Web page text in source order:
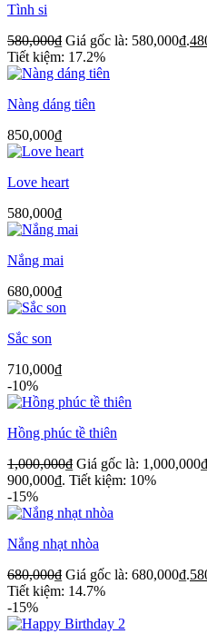
Tình si
580,000₫ Giá gốc là: 580,000₫.
Tiết kiệm: 17.2%
Nàng dáng tiên
850,000₫
Love heart
580,000₫
Nắng mai
680,000₫
Sắc son
710,000₫
-10%
Hồng phúc tề thiên
1,000,000₫ Giá gốc là:
900,000₫. Tiết kiệm: 10%
-15%
Nắng nhạt nhòa
680,000₫ Giá gốc là: 680,000₫.
Tiết kiệm: 14.7%
-15%